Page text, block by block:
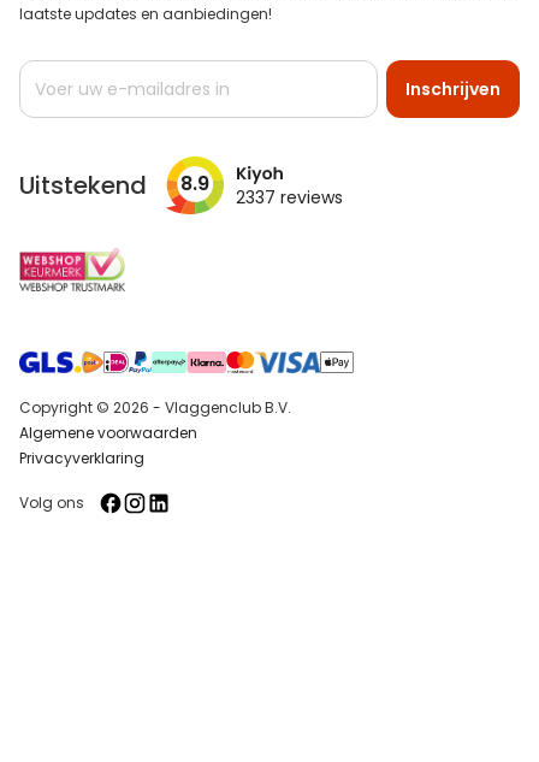
laatste updates en aanbiedingen!
Abonneer
op
Inschrijven
Uitstekend 8.9 2337 reviews
Copyright © 2026 - Vlaggenclub B.V.
Algemene voorwaarden
Privacyverklaring
Volg ons